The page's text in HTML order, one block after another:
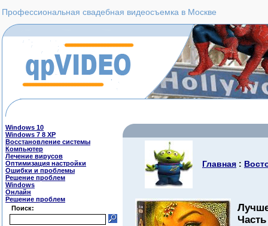
Профессиональная свадебная видеосъемка в Москве
Windows 10
Windows 7 8 XP
Восстановление системы
Компьютер
Лечение вирусов
Оптимизация настройки
Ошибки и проблемы
Решение проблем
Windows
Онлайн
Решение проблем
Поиск:
Главная :